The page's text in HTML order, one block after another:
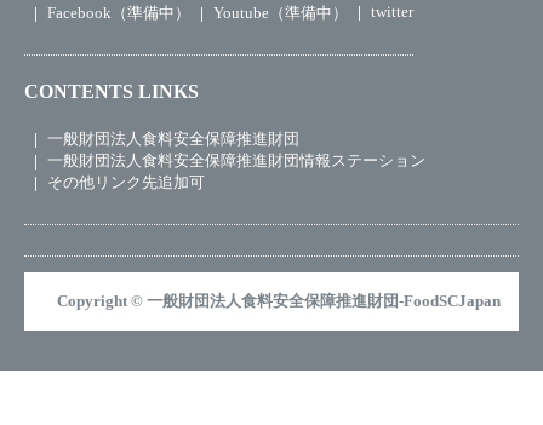
Facebook（準備中） Youtube（準備中） twitter
CONTENTS LINKS
一般財団法人食料安全保障推進財団
一般財団法人食料安全保障推進財団情報ステーション
その他リンク先追加可
Copyright © 一般財団法人食料安全保障推進財団-FoodSCJapan